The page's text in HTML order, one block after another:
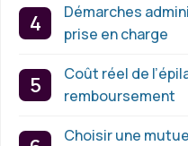
Démarches
prise en charge
Coût réel de
remboursement
Choisir une